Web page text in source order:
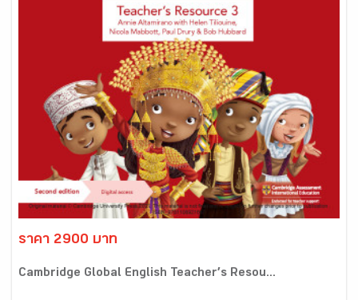
ราคา 2900 บาท
Cambridge Global English Teacher’s Resou...